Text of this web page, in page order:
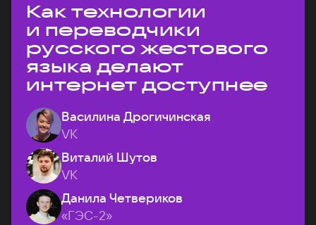
Как технологии
и переводчики
русского жестового
языка делают
интернет доступнее
Василина Дрогичинская
VK
Виталий Шутов
VK
Данила Четвериков
«ГЭС-2»